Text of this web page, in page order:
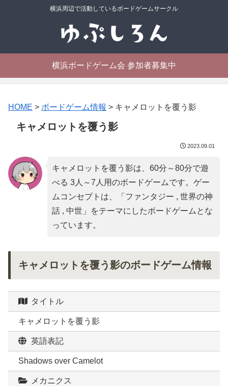
横浜周辺で活動しているボードゲームサークル
横浜ボードゲーム会 参加者募集中
HOME > ボードゲーム情報 > キャメロットを覆う影
キャメロットを覆う影
2023.09.01
キャメロットを覆う影は、60分～80分で遊
べる 3人～7人用のボードゲームです。ゲー
ムコンセプトは、「 ファンタジー , 世界の神
話 , 中世」をテーマにしたボードゲームとな
っています。
キャメロットを覆う影のボードゲーム情報
タイトル
キャメロットを覆う影
英語表記
Shadows over Camelot
メカニクス